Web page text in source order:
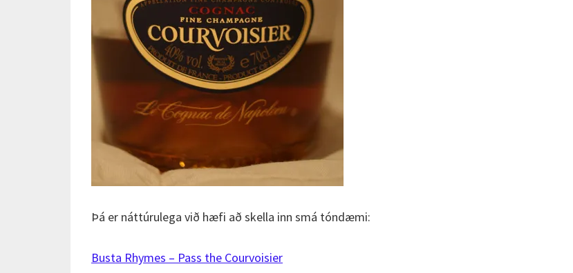
Þá er náttúrulega við hæfi að skella inn smá tóndæmi:
Busta Rhymes – Pass the Courvoisier